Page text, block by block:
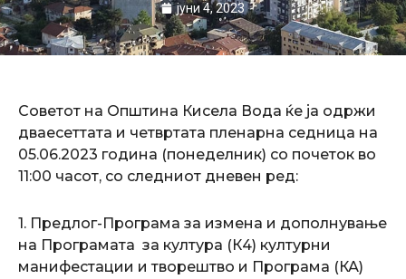
јуни 4, 2023
Советот на Општина Кисела Вода ќе ја одржи
дваесеттата и четвртата пленарна седница на
05.06.2023 година (понеделник) со почеток во
11:00 часот, со следниот дневен ред:
1. Предлог-Програма за измена и дополнување
на Програмата за култура (К4) културни
манифестации и творештво и Програма (КА)